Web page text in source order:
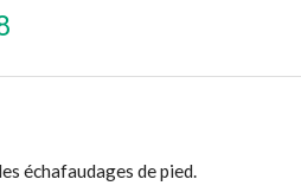
échafaudages de pied.